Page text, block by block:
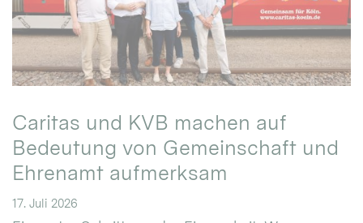
Caritas und KVB machen auf
Bedeutung von Gemeinschaft und
Ehrenamt aufmerksam
17. Juli 2026